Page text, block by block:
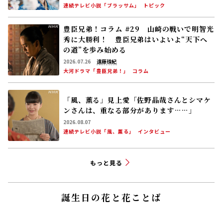
連続テレビ小説「ブラッサム」
トピック
豊臣兄弟！コラム #29 山崎の戦いで明智光
秀に大勝利！ 豊臣兄弟はいよいよ“天下へ
の道”を歩み始める
2026.07.26
遠藤珠紀
大河ドラマ「豊臣兄弟！」
コラム
「風、薫る」見上愛「佐野晶哉さんとシマケ
ンさんは、重なる部分があります……」
2026.08.07
連続テレビ小説「風、薫る」
インタビュー
もっと見る
誕生日の花と花ことば